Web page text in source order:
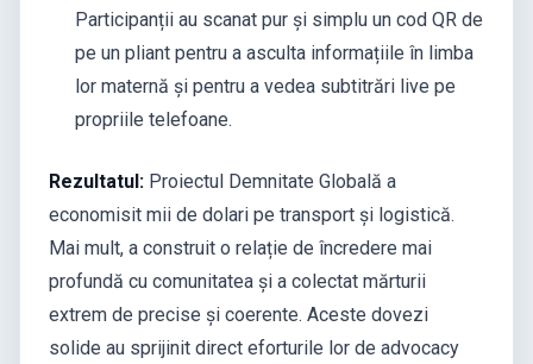
Participanții au scanat pur și simplu un cod QR de
pe un pliant pentru a asculta informațiile în limba
lor maternă și pentru a vedea subtitrări live pe
propriile telefoane.
Rezultatul: Proiectul Demnitate Globală a
economisit mii de dolari pe transport și logistică.
Mai mult, a construit o relație de încredere mai
profundă cu comunitatea și a colectat mărturii
extrem de precise și coerente. Aceste dovezi
solide au sprijinit direct eforturile lor de advocacy